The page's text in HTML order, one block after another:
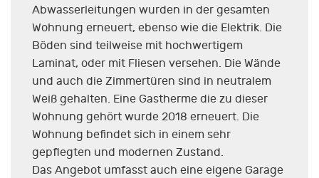
Abwasserleitungen wurden in der gesamten
Wohnung erneuert, ebenso wie die Elektrik. Die
Böden sind teilweise mit hochwertigem
Laminat, oder mit Fliesen versehen. Die Wände
und auch die Zimmertüren sind in neutralem
Weiß gehalten. Eine Gastherme die zu dieser
Wohnung gehört wurde 2018 erneuert. Die
Wohnung befindet sich in einem sehr
gepflegten und modernen Zustand.
Das Angebot umfasst auch eine eigene Garage